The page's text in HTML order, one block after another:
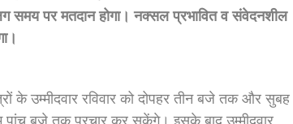
पर मतदान होगा। नक्सल प्रभावित व संवेदनशील
के उम्मीदवार रविवार को दोपहर तीन बजे तक और सुबह
बजे तक प्रचार कर सकेंगे। इसके बाद उम्मीदवार